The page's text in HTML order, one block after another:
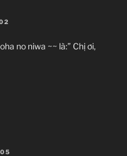
no niwa ~~ là:” Chị ơi,